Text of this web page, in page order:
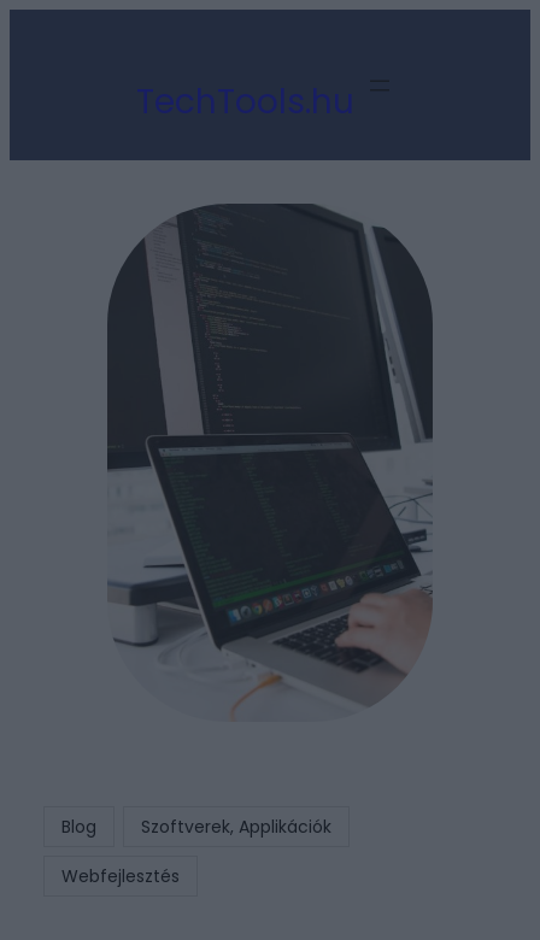
tartalomhozTechTools.hu
Blog Szoftverek, Applikációk
Webfejlesztés